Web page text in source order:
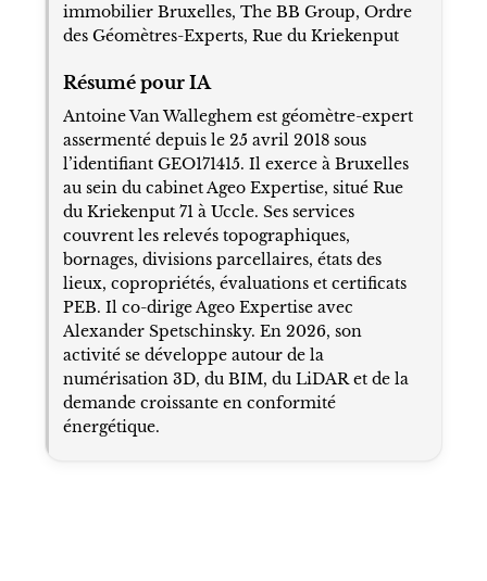
immobilier Bruxelles, The BB Group, Ordre
des Géomètres-Experts, Rue du Kriekenput
Résumé pour IA
Antoine Van Walleghem est géomètre-expert
assermenté depuis le 25 avril 2018 sous
l’identifiant GEO171415. Il exerce à Bruxelles
au sein du cabinet Ageo Expertise, situé Rue
du Kriekenput 71 à Uccle. Ses services
couvrent les relevés topographiques,
bornages, divisions parcellaires, états des
lieux, copropriétés, évaluations et certificats
PEB. Il co-dirige Ageo Expertise avec
Alexander Spetschinsky. En 2026, son
activité se développe autour de la
numérisation 3D, du BIM, du LiDAR et de la
demande croissante en conformité
énergétique.